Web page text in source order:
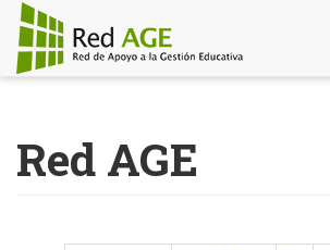
contenido
principal
Red AGE